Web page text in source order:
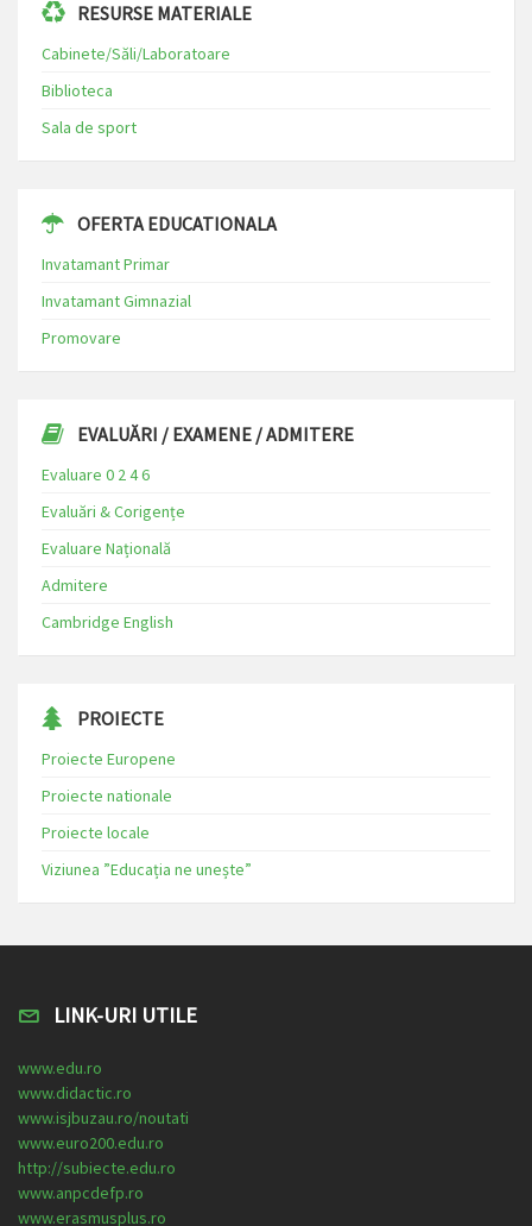
RESURSE MATERIALE
Cabinete/Săli/Laboratoare
Biblioteca
Sala de sport
OFERTA EDUCATIONALA
Invatamant Primar
Invatamant Gimnazial
Promovare
EVALUĂRI / EXAMENE / ADMITERE
Evaluare 0 2 4 6
Evaluări & Corigențe
Evaluare Națională
Admitere
Cambridge English
PROIECTE
Proiecte Europene
Proiecte nationale
Proiecte locale
Viziunea ”Educația ne unește”
LINK-URI UTILE
www.edu.ro
www.didactic.ro
www.isjbuzau.ro/noutati
www.euro200.edu.ro
http://subiecte.edu.ro
www.anpcdefp.ro
www.erasmusplus.ro